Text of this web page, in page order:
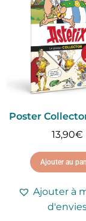
Poster
13,90€
Ajouter au
Ajouter à